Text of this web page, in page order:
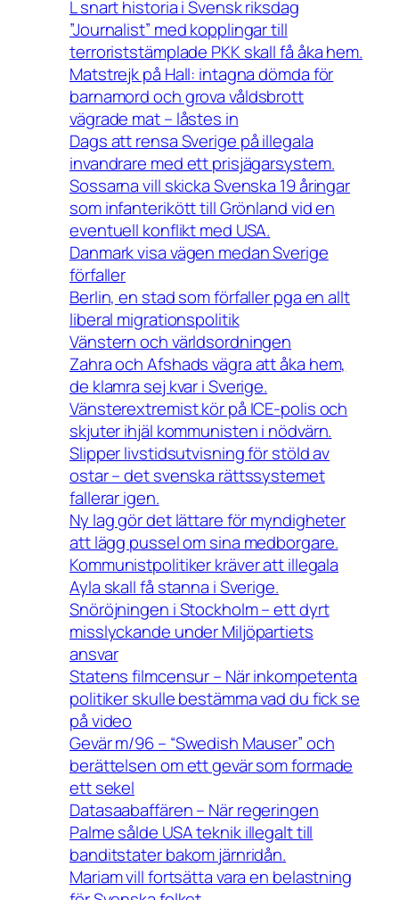
L snart historia i Svensk riksdag
”Journalist” med kopplingar till
terroriststämplade PKK skall få åka hem.
Matstrejk på Hall: intagna dömda för
barnamord och grova våldsbrott
vägrade mat – låstes in
Dags att rensa Sverige på illegala
invandrare med ett prisjägarsystem.
Sossarna vill skicka Svenska 19 åringar
som infanterikött till Grönland vid en
eventuell konflikt med USA.
Danmark visa vägen medan Sverige
förfaller
Berlin, en stad som förfaller pga en allt
liberal migrationspolitik
Vänstern och världsordningen
Zahra och Afshads vägra att åka hem,
de klamra sej kvar i Sverige.
Vänsterextremist kör på ICE-polis och
skjuter ihjäl kommunisten i nödvärn.
Slipper livstidsutvisning för stöld av
ostar – det svenska rättssystemet
fallerar igen.
Ny lag gör det lättare för myndigheter
att lägg pussel om sina medborgare.
Kommunistpolitiker kräver att illegala
Ayla skall få stanna i Sverige.
Snöröjningen i Stockholm – ett dyrt
misslyckande under Miljöpartiets
ansvar
Statens filmcensur – När inkompetenta
politiker skulle bestämma vad du fick se
på video
Gevär m/96 – “Swedish Mauser” och
berättelsen om ett gevär som formade
ett sekel
Datasaabaffären – När regeringen
Palme sålde USA teknik illegalt till
banditstater bakom järnridån.
Mariam vill fortsätta vara en belastning